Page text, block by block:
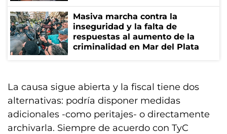
Masiva marcha contra la
inseguridad y la falta de
respuestas al aumento de la
criminalidad en Mar del Plata
La causa sigue abierta y la fiscal tiene dos
alternativas: podría disponer medidas
adicionales -como peritajes- o directamente
archivarla. Siempre de acuerdo con TyC